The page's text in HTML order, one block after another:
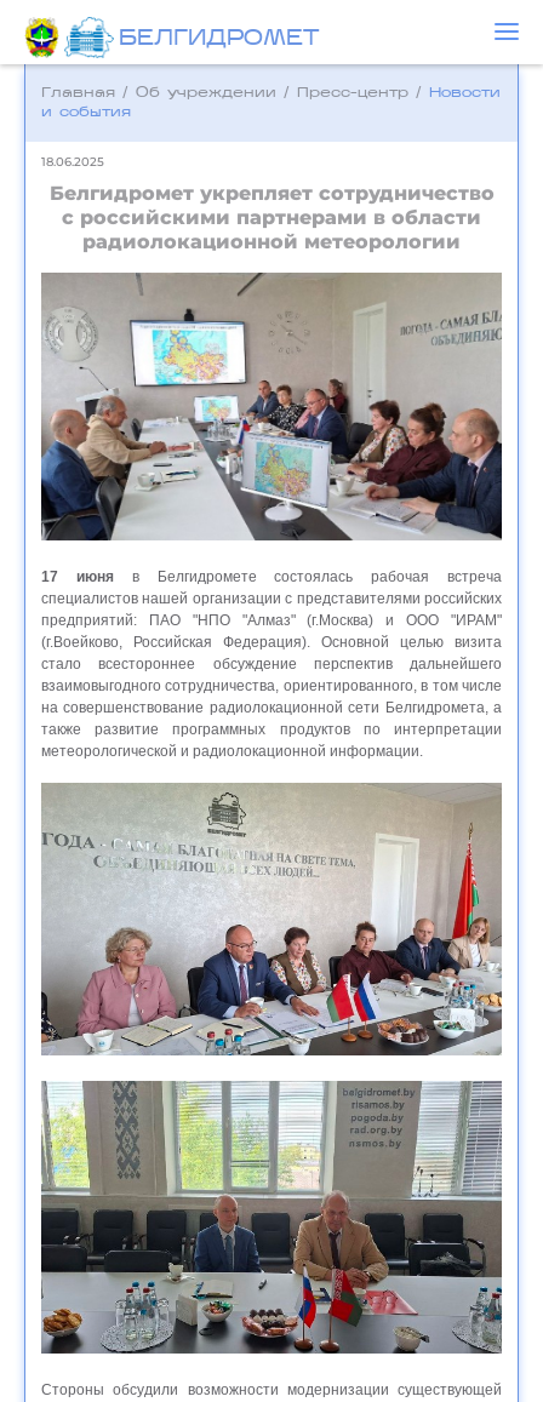
БЕЛГИДРОМЕТ
Главная / Об учреждении / Пресс-центр /
Новости
и события
18.06.2025
Белгидромет укрепляет сотрудничество
с российскими партнерами в области
радиолокационной метеорологии
17 июняв Белгидромете состоялась рабочая встреча
специалистов нашей организации с представителями российских
предприятий: ПАО "НПО "Алмаз" (г.Москва) и ООО "ИРАМ"
(г.Воейково, Российская Федерация). Основной целью визита
стало всестороннее обсуждение перспектив дальнейшего
взаимовыгодного сотрудничества, ориентированного, в том числе
на совершенствование радиолокационной сети Белгидромета, а
также развитие программных продуктов по интерпретации
метеорологической и радиолокационной информации.
Стороны обсудили возможности модернизации существующей